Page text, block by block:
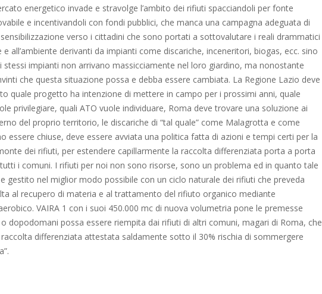
energetico invade e stravolge l’ambito dei rifiuti spacciandoli per fonte
e incentivandoli con fondi pubblici, che manca una campagna adeguata di
verso i cittadini che sono portati a sottovalutare i reali drammatici
e all’ambiente derivanti da impianti come discariche, inceneritori, biogas, ecc. sino
stessi impianti non arrivano massicciamente nel loro giardino, ma nonostante
che questa situazione possa e debba essere cambiata. La Regione Lazio deve
quale progetto ha intenzione di mettere in campo per i prossimi anni, quale
privilegiare, quali ATO vuole individuare, Roma deve trovare una soluzione ai
del proprio territorio, le discariche di “tal quale” come Malagrotta e come
essere chiuse, deve essere avviata una politica fatta di azioni e tempi certi per la
dei rifiuti, per estendere capillarmente la raccolta differenziata porta a porta
i comuni. I rifiuti per noi non sono risorse, sono un problema ed in quanto tale
gestito nel miglior modo possibile con un ciclo naturale dei rifiuti che preveda
al recupero di materia e al trattamento del rifiuto organico mediante
VAIRA 1 con i suoi 450.000 mc di nuova volumetria pone le premesse
o dopodomani possa essere riempita dai rifiuti di altri comuni, magari di Roma, che
differenziata attestata saldamente sotto il 30% rischia di sommergere